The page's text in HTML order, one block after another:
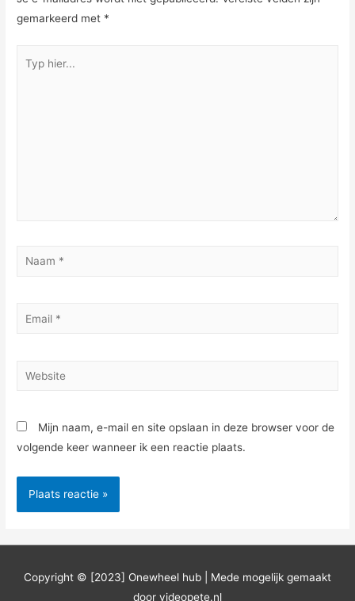
gemarkeerd met *
hier...
Naam
Email
Website
Mijn naam, e-mail en site opslaan in deze browser voor de
volgende keer wanneer ik een reactie plaats.
Copyright © [2023] Onewheel hub | Mede mogelijk gemaakt
door videopete.nl